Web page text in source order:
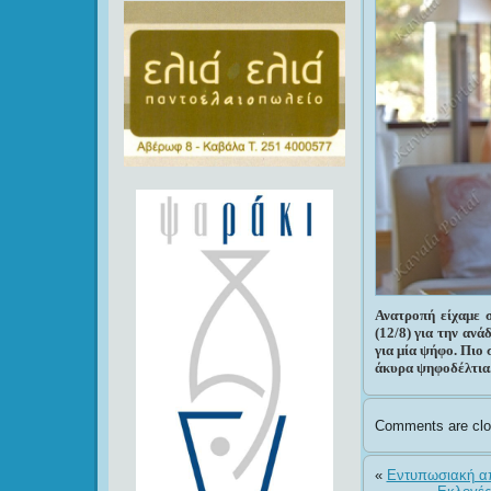
Ανατροπή είχαμε
(12/8) για την
για μία ψήφο. Πιο
άκυρα
Comments are
« Eντυπωσιακή